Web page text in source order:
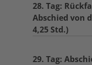
28. Tag:
Abschied von
4,25 Std.)
29. Tag: